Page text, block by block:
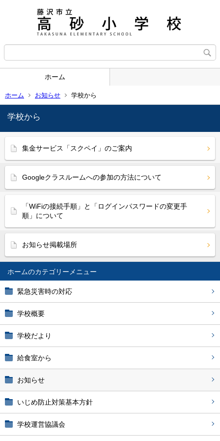
ホーム
ホーム お知らせ 学校から
ホーム
緊急災害時の対応
学校概要
学校だより
給食室から
お知らせ
いじめ防止対策基本方針
学校運営協議会
学校から
集金サービス「スクペイ」のご案内
Googleクラスルームへの参加の方法について
「WiFiの接続手順」と「ログインパスワードの変更手
順」について
お知らせ掲載場所